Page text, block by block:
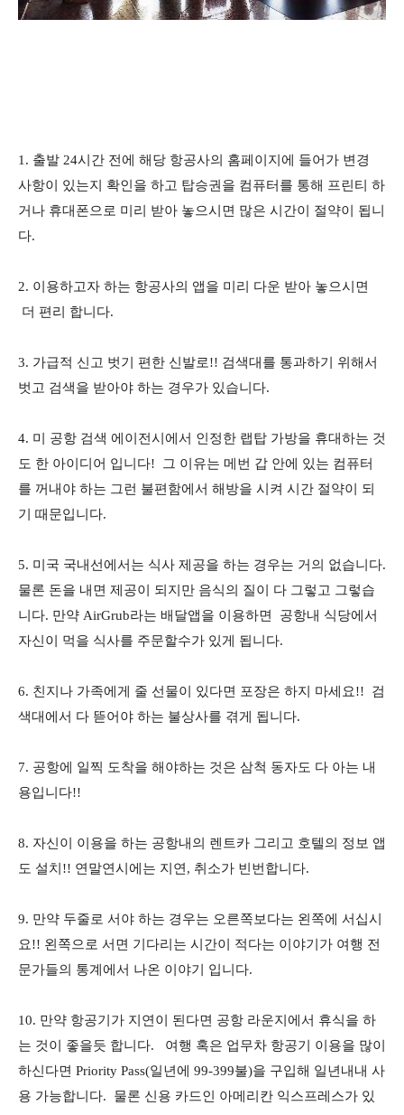
1. 출발 24시간 전에 해당 항공사의 홈페이지에 들어가 변경
사항이 있는지 확인을 하고 탑승권을 컴퓨터를 통해 프린티 하
거나 휴대폰으로 미리 받아 놓으시면 많은 시간이 절약이 됩니
다.
2. 이용하고자 하는 항공사의 앱을 미리 다운 받아 놓으시면
더 편리 합니다.
3. 가급적 신고 벗기 편한 신발로!! 검색대를 통과하기 위해서
벗고 검색을 받아야 하는 경우가 있습니다.
4. 미 공항 검색 에이전시에서 인정한 랩탑 가방을 휴대하는 것
도 한 아이디어 입니다! 그 이유는 메번 갑 안에 있는 컴퓨터
를 꺼내야 하는 그런 불편함에서 해방을 시켜 시간 절약이 되
기 때문입니다.
5. 미국 국내선에서는 식사 제공을 하는 경우는 거의 없습니다.
물론 돈을 내면 제공이 되지만 음식의 질이 다 그렇고 그렇습
니다. 만약 AirGrub라는 배달앱을 이용하면 공항내 식당에서
자신이 먹을 식사를 주문할수가 있게 됩니다.
6. 친지나 가족에게 줄 선물이 있다면 포장은 하지 마세요!! 검
색대에서 다 뜯어야 하는 불상사를 겪게 됩니다.
7. 공항에 일찍 도착을 해야하는 것은 삼척 동자도 다 아는 내
용입니다!!
8. 자신이 이용을 하는 공항내의 렌트카 그리고 호텔의 정보 앱
도 설치!! 연말연시에는 지연, 취소가 빈번합니다.
9. 만약 두줄로 서야 하는 경우는 오른쪽보다는 왼쪽에 서십시
요!! 왼쪽으로 서면 기다리는 시간이 적다는 이야기가 여행 전
문가들의 통계에서 나온 이야기 입니다.
10. 만약 항공기가 지연이 된다면 공항 라운지에서 휴식을 하
는 것이 좋을듯 합니다. 여행 혹은 업무차 항공기 이용을 많이
하신다면 Priority Pass(일년에 99-399불)을 구입해 일년내내 사
용 가능합니다. 물론 신용 카드인 아메리칸 익스프레스가 있